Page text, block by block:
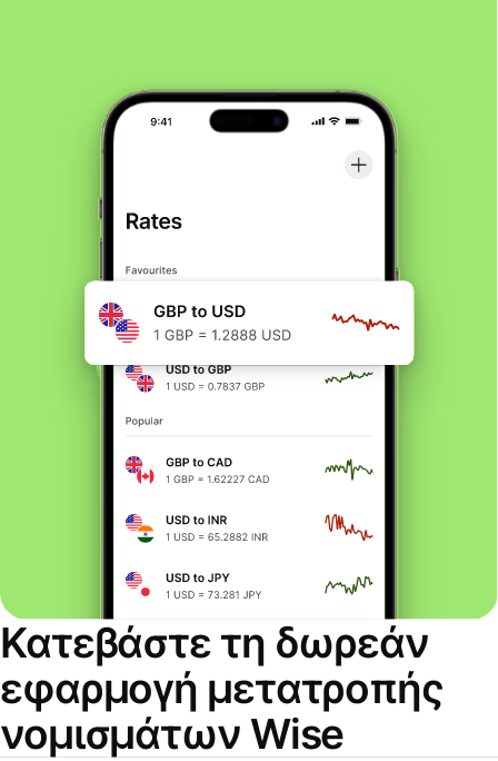
Κατεβάστε τη δωρεάν
εφαρμογή μετατροπής
νομισμάτων Wise